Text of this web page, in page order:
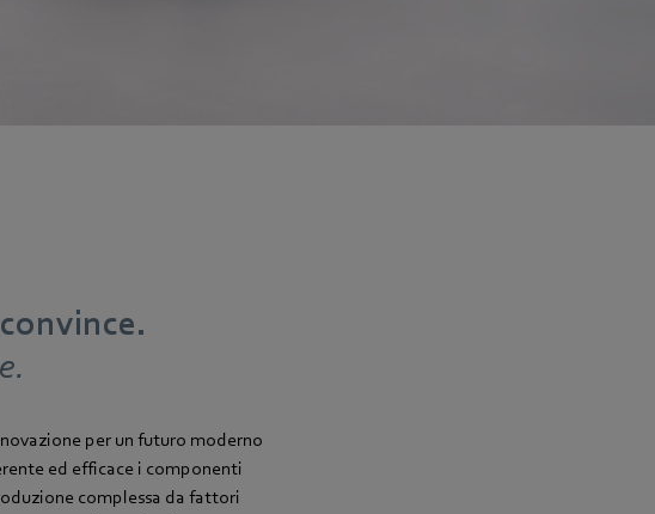
per un futuro moderno
ed efficace i componenti
complessa da fattori